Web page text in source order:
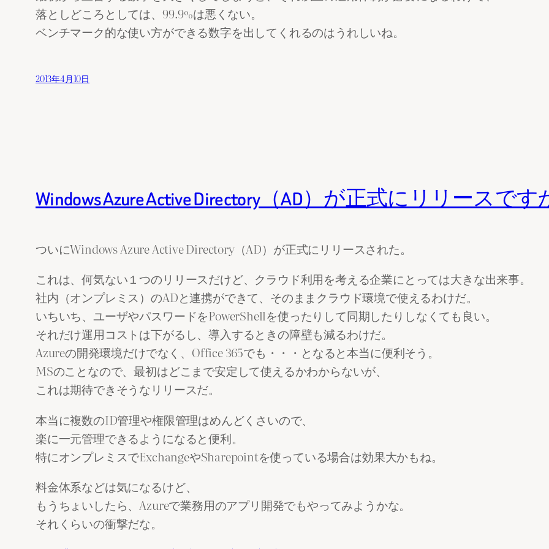
落としどころとしては、99.9%は悪くない。
ベンチマーク的な使い方ができる数字を出してくれるのはうれしいね。
2013年4月10日
Windows Azure Active Directory（AD）が正式にリリースで
ついにWindows Azure Active Directory（AD）が正式にリリースされた。
これは、何気ない１つのリリースだけど、クラウド利用を考える企業にとっては大きな出来事。
社内（オンプレミス）のADと連携ができて、そのままクラウド環境で使えるわけだ。
いちいち、ユーザやパスワードをPowerShellを使ったりして同期したりしなくても良い。
それだけ運用コストは下がるし、導入するときの障壁も減るわけだ。
Azureの開発環境だけでなく、Office 365でも・・・となると本当に便利そう。
MSのことなので、最初はどこまで安定して使えるかわからないが、
これは期待できそうなリリースだ。
本当に複数のID管理や権限管理はめんどくさいので、
楽に一元管理できるようになると便利。
特にオンプレミスでExchangeやSharepointを使っている場合は効果大かもね。
料金体系などは気になるけど、
もうちょいしたら、Azureで業務用のアプリ開発でもやってみようかな。
それくらいの衝撃だな。